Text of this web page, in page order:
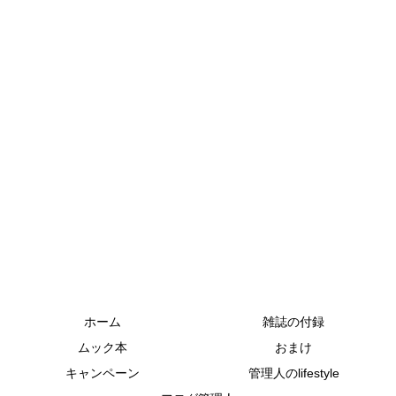
ホーム
雑誌の付録
ムック本
おまけ
キャンペーン
管理人のlifestyle